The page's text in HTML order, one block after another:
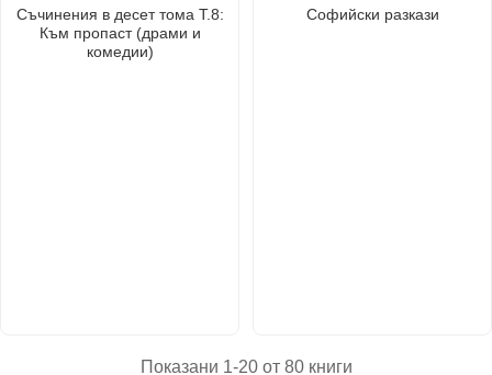
Съчинения в десет тома Т.8:
Към пропаст (драми и
комедии)
Софийски разкази
Показани 1-20 от 80 книги